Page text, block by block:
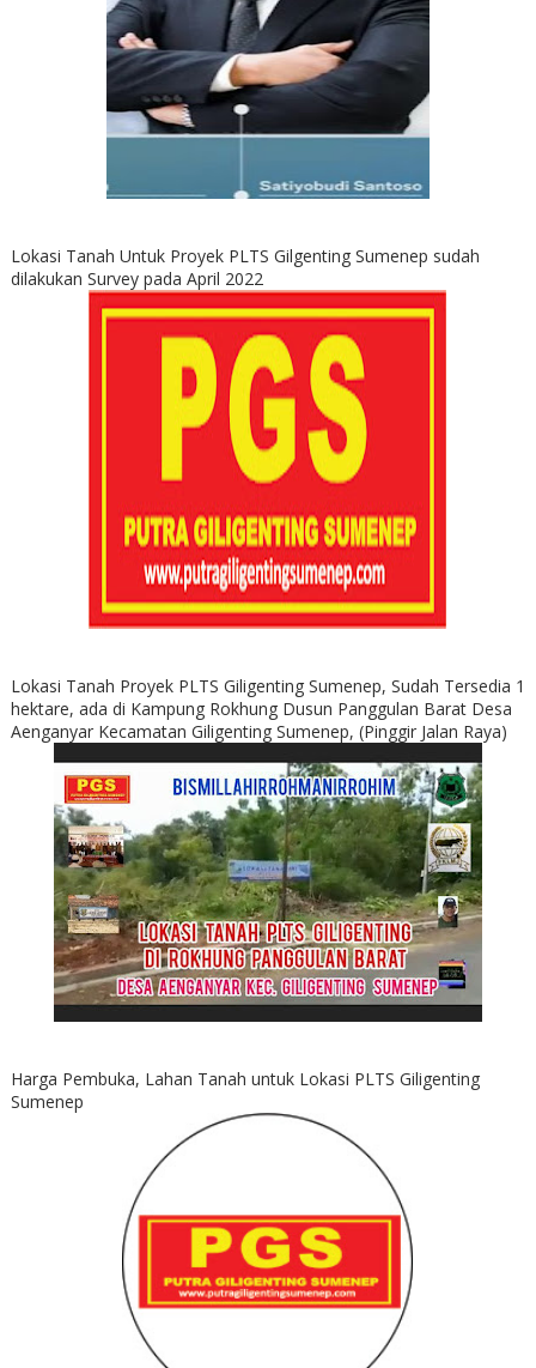
Lokasi Tanah Untuk Proyek PLTS Gilgenting Sumenep sudah
dilakukan Survey pada April 2022
Lokasi Tanah Proyek PLTS Giligenting Sumenep, Sudah Tersedia 1
hektare, ada di Kampung Rokhung Dusun Panggulan Barat Desa
Aenganyar Kecamatan Giligenting Sumenep, (Pinggir Jalan Raya)
Harga Pembuka, Lahan Tanah untuk Lokasi PLTS Giligenting
Sumenep